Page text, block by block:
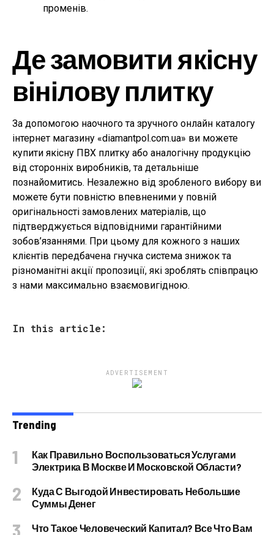
променів.
Де замовити якісну
вінілову плитку
За допомогою наочного та зручного онлайн каталогу
інтернет магазину «diamantpol.com.ua» ви можете
купити якісну ПВХ плитку або аналогічну продукцію
від сторонніх виробників, та детальніше
познайомитись. Незалежно від зробленого вибору ви
можете бути повністю впевненими у повній
оригінальності замовлених матеріалів, що
підтверджується відповідними гарантійними
зобов’язаннями. При цьому для кожного з наших
клієнтів передбачена гнучка система знижок та
різноманітні акції пропозиції, які зроблять співпрацю
з нами максимально взаємовигідною.
In this article:
ADVERTISEMENT
Trending
Как Правильно Воспользоваться Услугами
Электрика В Москве И Московской Области?
Куда С Выгодой Инвестировать Небольшие
Суммы Денег
Что Такое Человеческий Капитал? Все Что Вам